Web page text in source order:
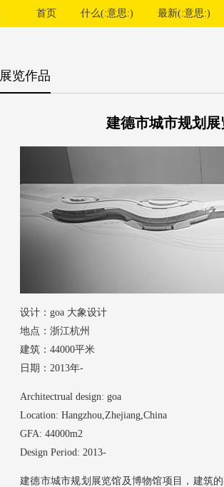
首页 什么(:意思:) 最新(:意思:)
展览作品
建德市城市规划
设计：goa 大象设计
地点：浙江杭州
建筑：44000平米
日期：2013年-
Architectrual design: goa
Location: Hangzhou,Zhejiang,China
GFA: 44000m2
Design Period: 2013-
建德市城市规划展览馆及博物馆项目，建筑